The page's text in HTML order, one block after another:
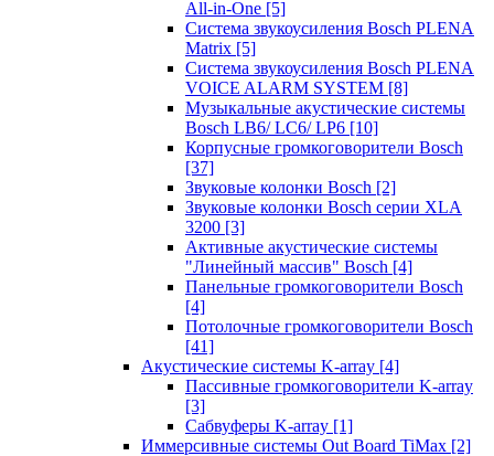
All-in-One [5]
Система звукоусиления Bosch PLENA
Matrix [5]
Система звукоусиления Bosch PLENA
VOICE ALARM SYSTEM [8]
Музыкальные акустические системы
Bosch LB6/ LC6/ LP6 [10]
Корпусные громкоговорители Bosch
[37]
Звуковые колонки Bosch [2]
Звуковые колонки Bosch серии XLA
3200 [3]
Активные акустические системы
"Линейный массив" Bosch [4]
Панельные громкоговорители Bosch
[4]
Потолочные громкоговорители Bosch
[41]
Акустические системы K-array [4]
Пассивные громкоговорители K-array
[3]
Сабвуферы K-array [1]
Иммерсивные системы Out Board TiMax [2]